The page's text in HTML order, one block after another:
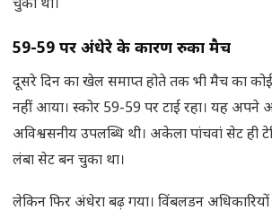
चुका था।
59-59 पर अंधेरे के कारण रुका मैच
दूसरे दिन का खेल समाप्त होते तक भी मैच का कोई
नहीं आया। स्कोर 59-59 पर टाई रहा। यह
अविश्वसनीय उपलब्धि थी। अकेला पांचवां सेट ही
लंबा सेट बन चुका था।
लेकिन फिर अंधेरा बढ़ गया। विंबलडन